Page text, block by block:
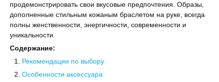
продемонстрировать свои вкусовые предпочтения. Образы,
дополненные стильным кожаным браслетом на руке, всегда
полны женственности, энергичности, современности и
уникальности.
Содержание:
Рекомендации по выбору
Особенности аксессуара